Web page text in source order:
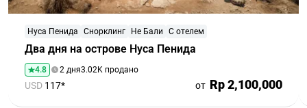
Два дня на острове Нуса Пенида
Нуса Пенида Снорклинг Не Бали С отелем
4.8 2 дня3.02K продано
USD 117* от Rp 2,100,000